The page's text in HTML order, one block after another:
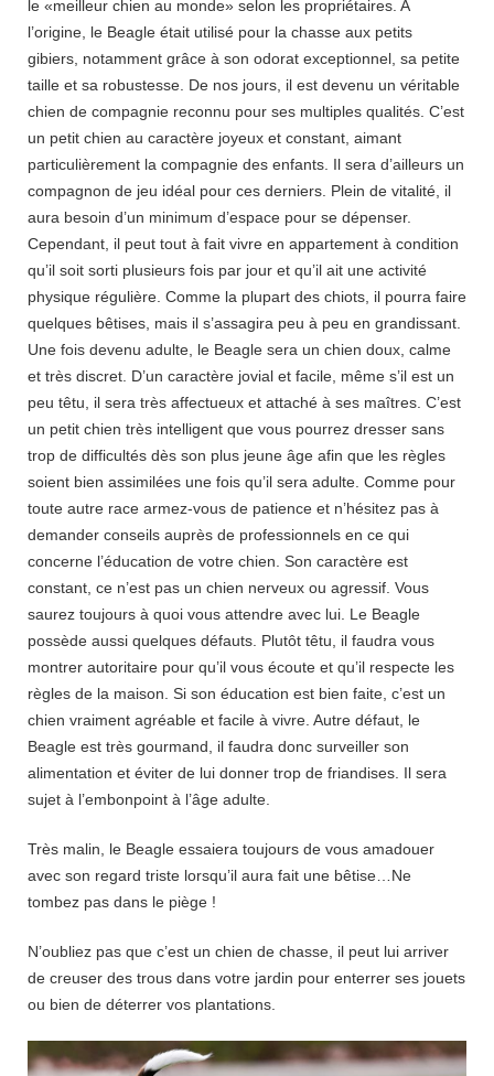
le «meilleur chien au monde» selon les propriétaires. A
l’origine, le Beagle était utilisé pour la chasse aux petits
gibiers, notamment grâce à son odorat exceptionnel, sa petite
taille et sa robustesse. De nos jours, il est devenu un véritable
chien de compagnie reconnu pour ses multiples qualités. C’est
un petit chien au caractère joyeux et constant, aimant
particulièrement la compagnie des enfants. Il sera d’ailleurs un
compagnon de jeu idéal pour ces derniers. Plein de vitalité, il
aura besoin d’un minimum d’espace pour se dépenser.
Cependant, il peut tout à fait vivre en appartement à condition
qu’il soit sorti plusieurs fois par jour et qu’il ait une activité
physique régulière. Comme la plupart des chiots, il pourra faire
quelques bêtises, mais il s’assagira peu à peu en grandissant.
Une fois devenu adulte, le Beagle sera un chien doux, calme
et très discret. D’un caractère jovial et facile, même s’il est un
peu têtu, il sera très affectueux et attaché à ses maîtres. C’est
un petit chien très intelligent que vous pourrez dresser sans
trop de difficultés dès son plus jeune âge afin que les règles
soient bien assimilées une fois qu’il sera adulte. Comme pour
toute autre race armez-vous de patience et n’hésitez pas à
demander conseils auprès de professionnels en ce qui
concerne l’éducation de votre chien. Son caractère est
constant, ce n’est pas un chien nerveux ou agressif. Vous
saurez toujours à quoi vous attendre avec lui. Le Beagle
possède aussi quelques défauts. Plutôt têtu, il faudra vous
montrer autoritaire pour qu’il vous écoute et qu’il respecte les
règles de la maison. Si son éducation est bien faite, c’est un
chien vraiment agréable et facile à vivre. Autre défaut, le
Beagle est très gourmand, il faudra donc surveiller son
alimentation et éviter de lui donner trop de friandises. Il sera
sujet à l’embonpoint à l’âge adulte.
Très malin, le Beagle essaiera toujours de vous amadouer
avec son regard triste lorsqu’il aura fait une bêtise…Ne
tombez pas dans le piège !
N’oubliez pas que c’est un chien de chasse, il peut lui arriver
de creuser des trous dans votre jardin pour enterrer ses jouets
ou bien de déterrer vos plantations.